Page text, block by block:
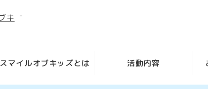
-
スマイルオブキッズとは 活動内容